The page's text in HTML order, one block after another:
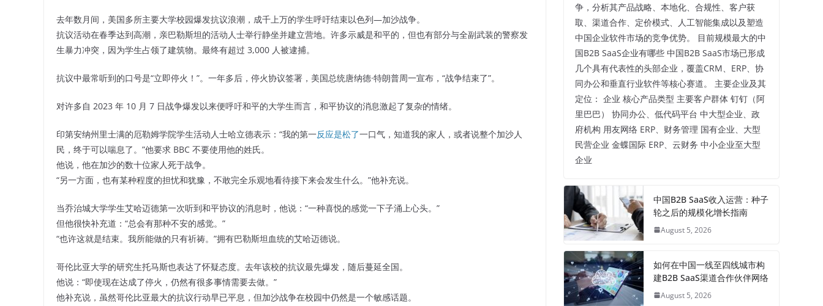
去年数月间，美国多所主要大学校园爆发抗议浪潮，成千上万的学生呼吁结束以色列—加沙战争。
抗议活动在春季达到高潮，亲巴勒斯坦的活动人士举行静坐并建立营地。许多示威是和平的，但也有部分与全副武装的警察发
生暴力冲突，因为学生占领了建筑物。最终有超过 3,000 人被逮捕。
抗议中最常听到的口号是“立即停火！”。一年多后，停火协议签署，美国总统唐纳德·特朗普周一宣布，“战争结束了”。
对许多自 2023 年 10 月 7 日战争爆发以来便呼吁和平的大学生而言，和平协议的消息激起了复杂的情绪。
印第安纳州里士满的厄勒姆学院学生活动人士哈立德表示：“我的第一反应是松了一口气，知道我的家人，或者说整个加沙人
民，终于可以喘息了。”他要求 BBC 不要使用他的姓氏。
他说，他在加沙的数十位家人死于战争。
“另一方面，也有某种程度的担忧和犹豫，不敢完全乐观地看待接下来会发生什么。”他补充说。
当乔治城大学学生艾哈迈德第一次听到和平协议的消息时，他说：“一种喜悦的感觉一下子涌上心头。”
但他很快补充道：“总会有那种不安的感觉。”
“也许这就是结束。我所能做的只有祈祷。”拥有巴勒斯坦血统的艾哈迈德说。
哥伦比亚大学的研究生托马斯也表达了怀疑态度。去年该校的抗议最先爆发，随后蔓延全国。
他说：“即使现在达成了停火，仍然有很多事情需要去做。”
他补充说，虽然哥伦比亚最大的抗议行动早已平息，但加沙战争在校园中仍然是一个敏感话题。
争，分析其产品战略、本地化、合规性、客户获
取、渠道合作、定价模式、人工智能集成以及塑造
中国企业软件市场的竞争优势。 目前规模最大的中
国B2B SaaS企业有哪些 中国B2B SaaS市场已形成
几个具有代表性的头部企业，覆盖CRM、ERP、协
同办公和垂直行业软件等核心赛道。 主要企业及其
定位： 企业 核心产品类型 主要客户群体 钉钉（阿
里巴巴） 协同办公、低代码平台 中大型企业、政
府机构 用友网络 ERP、财务管理 国有企业、大型
民营企业 金蝶国际 ERP、云财务 中小企业至大型
企业
中国B2B SaaS收入运营：种子
轮之后的规模化增长指南
August 5, 2026
如何在中国一线至四线城市构
建B2B SaaS渠道合作伙伴网络
August 5, 2026